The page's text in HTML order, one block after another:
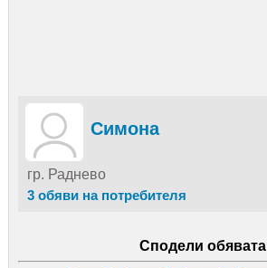
Симона
гр. Раднево
3 обяви на потребителя
Сподели обявата